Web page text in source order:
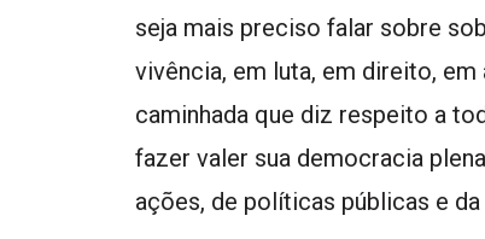
seja mais preciso falar sobre
vivência, em luta, em direito,
caminhada que diz respeito a
fazer valer sua democracia
ações, de políticas públicas e